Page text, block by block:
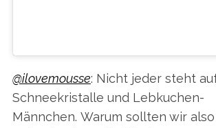
@ilovemousse: Nicht jeder steht
Schneekristalle und Lebkuchen-
Männchen. Warum sollten wir